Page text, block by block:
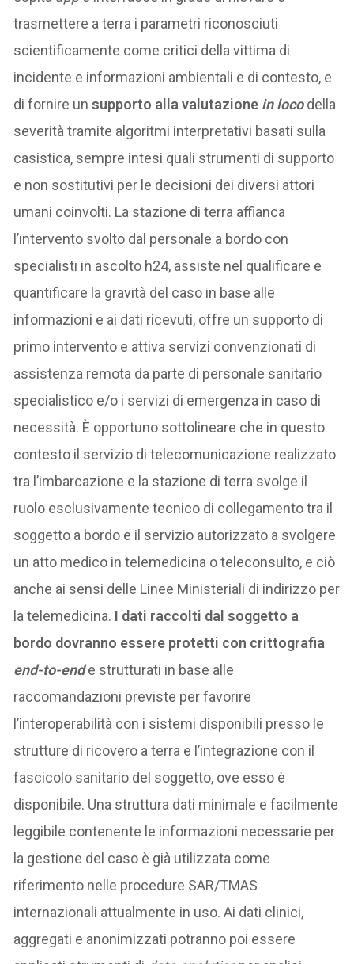
trasmettere a terra i parametri riconosciuti
scientificamente come critici della vittima di
incidente e informazioni ambientali e di contesto, e
di fornire unsupporto alla valutazione in locodella
severità tramite algoritmi interpretativi basati sulla
casistica, sempre intesi quali strumenti di supporto
e non sostitutivi per le decisioni dei diversi attori
umani coinvolti. La stazione di terra affianca
l’intervento svolto dal personale a bordo con
specialisti in ascolto h24, assiste nel qualificare e
quantificare la gravità del caso in base alle
informazioni e ai dati ricevuti, offre un supporto di
primo intervento e attiva servizi convenzionati di
assistenza remota da parte di personale sanitario
specialistico e/o i servizi di emergenza in caso di
necessità. È opportuno sottolineare che in questo
contesto il servizio di telecomunicazione realizzato
tra l’imbarcazione e la stazione di terra svolge il
ruolo esclusivamente tecnico di collegamento tra il
soggetto a bordo e il servizio autorizzato a svolgere
un atto medico in telemedicina o teleconsulto, e ciò
anche ai sensi delle Linee Ministeriali di indirizzo per
la telemedicina. I dati raccolti dal soggetto a
bordo dovranno essere protetti con crittografia
end-to-ende strutturati in base alle
raccomandazioni previste per favorire
l’interoperabilità con i sistemi disponibili presso le
strutture di ricovero a terra e l’integrazione con il
fascicolo sanitario del soggetto, ove esso è
disponibile. Una struttura dati minimale e facilmente
leggibile contenente le informazioni necessarie per
la gestione del caso è già utilizzata come
riferimento nelle procedure SAR/TMAS
internazionali attualmente in uso. Ai dati clinici,
aggregati e anonimizzati potranno poi essere